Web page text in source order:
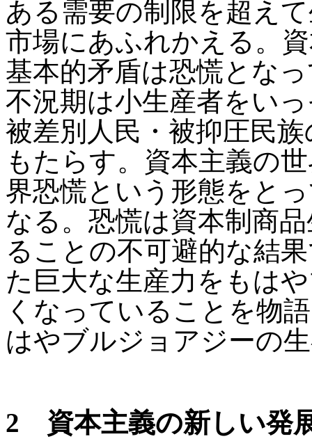
ある需要の制限を超え
市場にあふれかえる。
基本的矛盾は恐慌とな
不況期は小生産者をい
被差別人民・被抑圧民
もたらす。資本主義の
界恐慌という形態をと
なる。恐慌は資本制商
ることの不可避的な結
た巨大な生産力をもは
くなっていることを物
はやブルジョアジーの
2 資本主義の新しい発